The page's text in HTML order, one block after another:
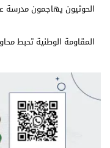
الحوثيون يهاجمون مدرسة
المقاومة الوطنية تحبط